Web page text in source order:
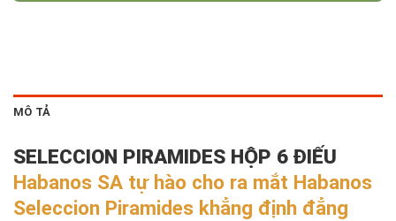
MÔ TẢ
SELECCION PIRAMIDES HỘP 6 ĐIẾU
Habanos SA tự hào cho ra mắt Habanos
Seleccion Piramides khẳng định đẳng